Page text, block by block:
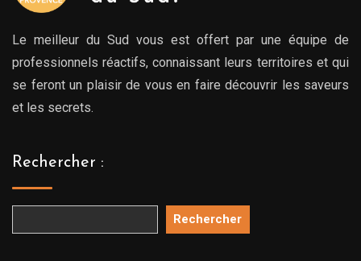
Le meilleur du Sud vous est offert par une équipe de
professionnels réactifs, connaissant leurs territoires et qui
se feront un plaisir de vous en faire découvrir les saveurs
et les secrets.
Rechercher :
Rechercher